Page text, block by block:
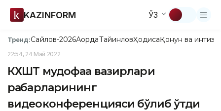
KAZINFORM ЎЗ
Тренд:Сайлов-2026АқордаТайинловҲодисаҚонун ва
22:54, 24 Май 2022
КХШТ мудофаа вазирлари
раҳбарларининг
видеоконференцияси бўлиб ўтди